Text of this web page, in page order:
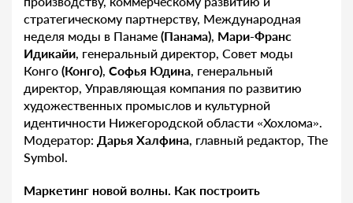
стратегическому партнерству, Международная
неделя моды в Панаме (Панама), Мари-Франс
Идикайи, генеральный директор, Совет моды
Конго (Конго), Софья Юдина, генеральный
директор, Управляющая компания по развитию
художественных промыслов и культурной
идентичности Нижегородской области «Хохлома».
Модератор: Дарья Халфина, главный редактор, The
Symbol.
Маркетинг новой волны. Как построить